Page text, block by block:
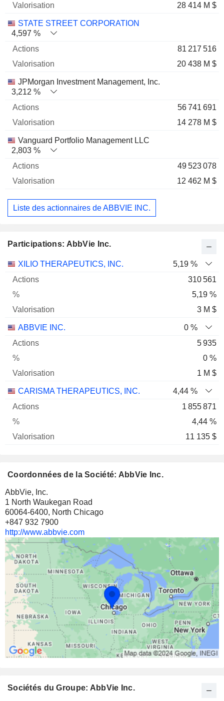
28 414 M $
STATE STREET CORPORATION
4,597 %
81 217 516
20 438 M $
JPMorgan Investment Management, Inc.
3,212 %
56 741 691
14 278 M $
Vanguard Portfolio Management LLC
2,803 %
49 523 078
12 462 M $
Liste des actionnaires de ABBVIE INC.
Participations: AbbVie Inc.
Nom Actions % Valorisation
XILIO THERAPEUTICS, INC.
5,19 %
310 561
5,19 %
3 M $
ABBVIE INC.
0 %
5 935
0 %
1 M $
CARISMA THERAPEUTICS, INC.
4,44 %
1 855 871
4,44 %
11 135 $
Coordonnées de la Société: AbbVie Inc.
AbbVie, Inc.
1 North Waukegan Road
60064-6400, North Chicago
+847 932 7900
http://www.abbvie.com
Sociétés du Groupe: AbbVie Inc.